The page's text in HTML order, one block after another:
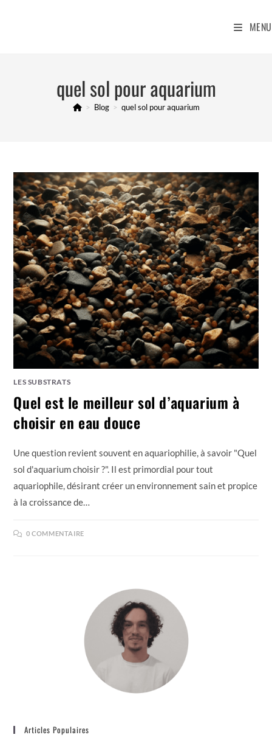
MENU
quel sol pour aquarium
> Blog > quel sol pour aquarium
LES SUBSTRATS
Quel est le meilleur sol d’aquarium à
choisir en eau douce
Une question revient souvent en aquariophilie, à savoir "Quel
sol d'aquarium choisir ?". Il est primordial pour tout
aquariophile, désirant créer un environnement sain et propice
à la croissance de…
0 COMMENTAIRE
Articles Populaires